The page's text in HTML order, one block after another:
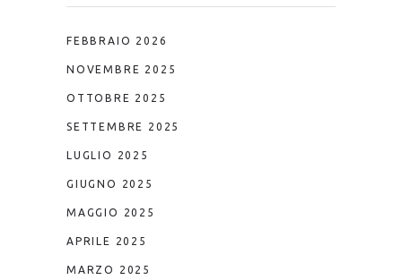
FEBBRAIO 2026
NOVEMBRE 2025
OTTOBRE 2025
SETTEMBRE 2025
LUGLIO 2025
GIUGNO 2025
MAGGIO 2025
APRILE 2025
MARZO 2025